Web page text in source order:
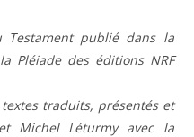
Testament publié dans la
Pléiade des éditions NRF
traduits, présentés et
Michel Léturmy avec la